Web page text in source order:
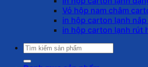
Vỏ hộp nam châm
in hộp carton lạnh nắp
in hộp carton lạnh rút
Tìm
kiếm: